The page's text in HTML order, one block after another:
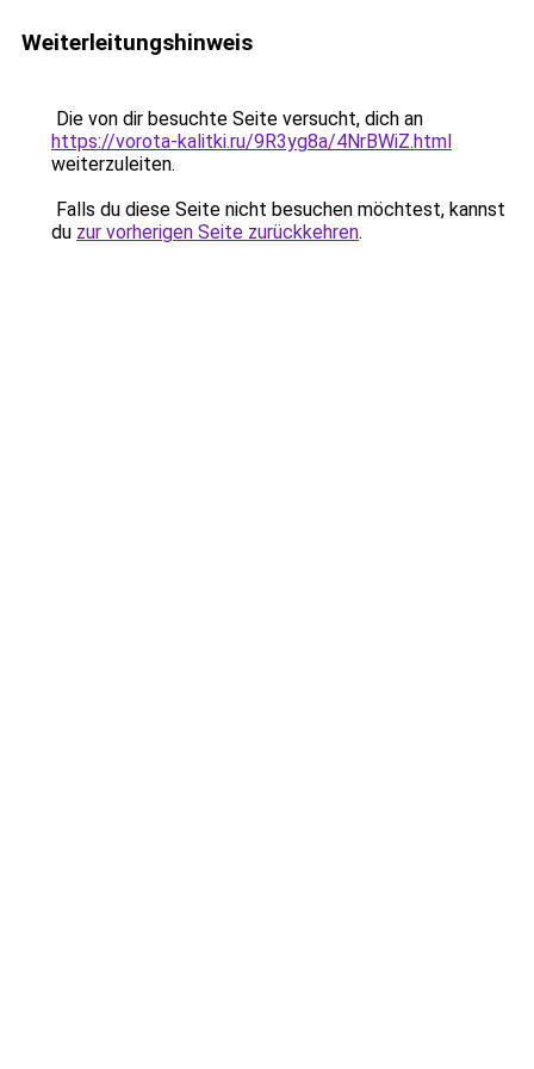
Weiterleitungshinweis
Die von dir besuchte Seite versucht, dich an
https://vorota-kalitki.ru/9R3yg8a/4NrBWiZ.html
weiterzuleiten.
Falls du diese Seite nicht besuchen möchtest, kannst
du zur vorherigen Seite zurückkehren.